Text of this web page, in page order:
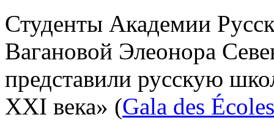
Студенты Академии
Вагановой Элеонора
представили русскую
XXI века» (Gala des